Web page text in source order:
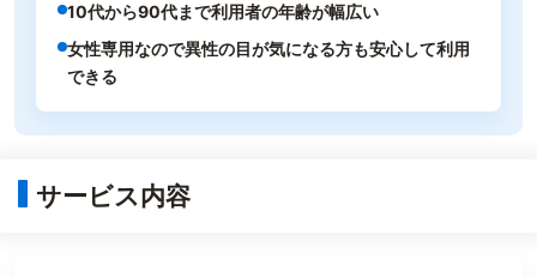
10代から90代まで利用者の年齢が幅広い
女性専用なので異性の目が気になる方も安心して利用
できる
サービス内容